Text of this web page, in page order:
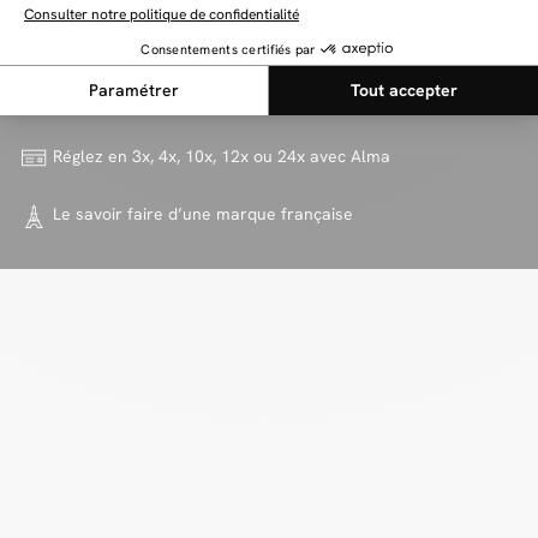
30 jours d'essais sur les canapés
Livraisons spécialisées avec prise de RDV
Réglez en 3x, 4x, 10x, 12x ou 24x avec Alma
Le savoir faire d’une marque française